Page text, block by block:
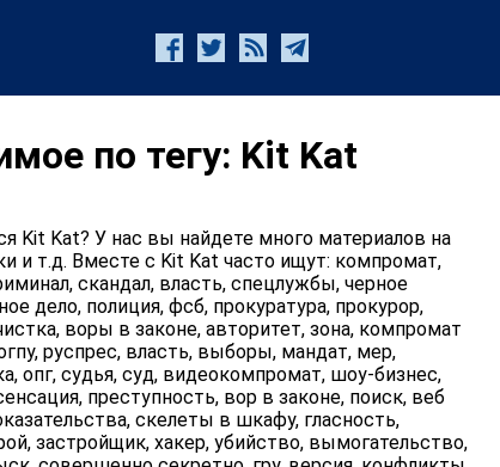
по тегу: Kit Kat
Kit Kat? У нас вы найдете много материалов на
и т.д. Вместе с Kit Kat часто ищут: компромат,
скандал, власть, спецлужбы, черное
дело, полиция, фсб, прокуратура, прокурор,
воры в законе, авторитет, зона, компромат
руспрес, власть, выборы, мандат, мер,
опг, судья, суд, видеокомпромат, шоу-бизнес,
преступность, вор в законе, поиск, веб
скелеты в шкафу, гласность,
застройщик, хакер, убийство, вымогательство,